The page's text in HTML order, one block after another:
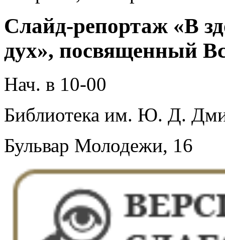
Слайд-репортаж «В
дух», посвященный
Нач. в 10-00
Библиотека им. Ю. Д.
Бульвар Молодежи, 16